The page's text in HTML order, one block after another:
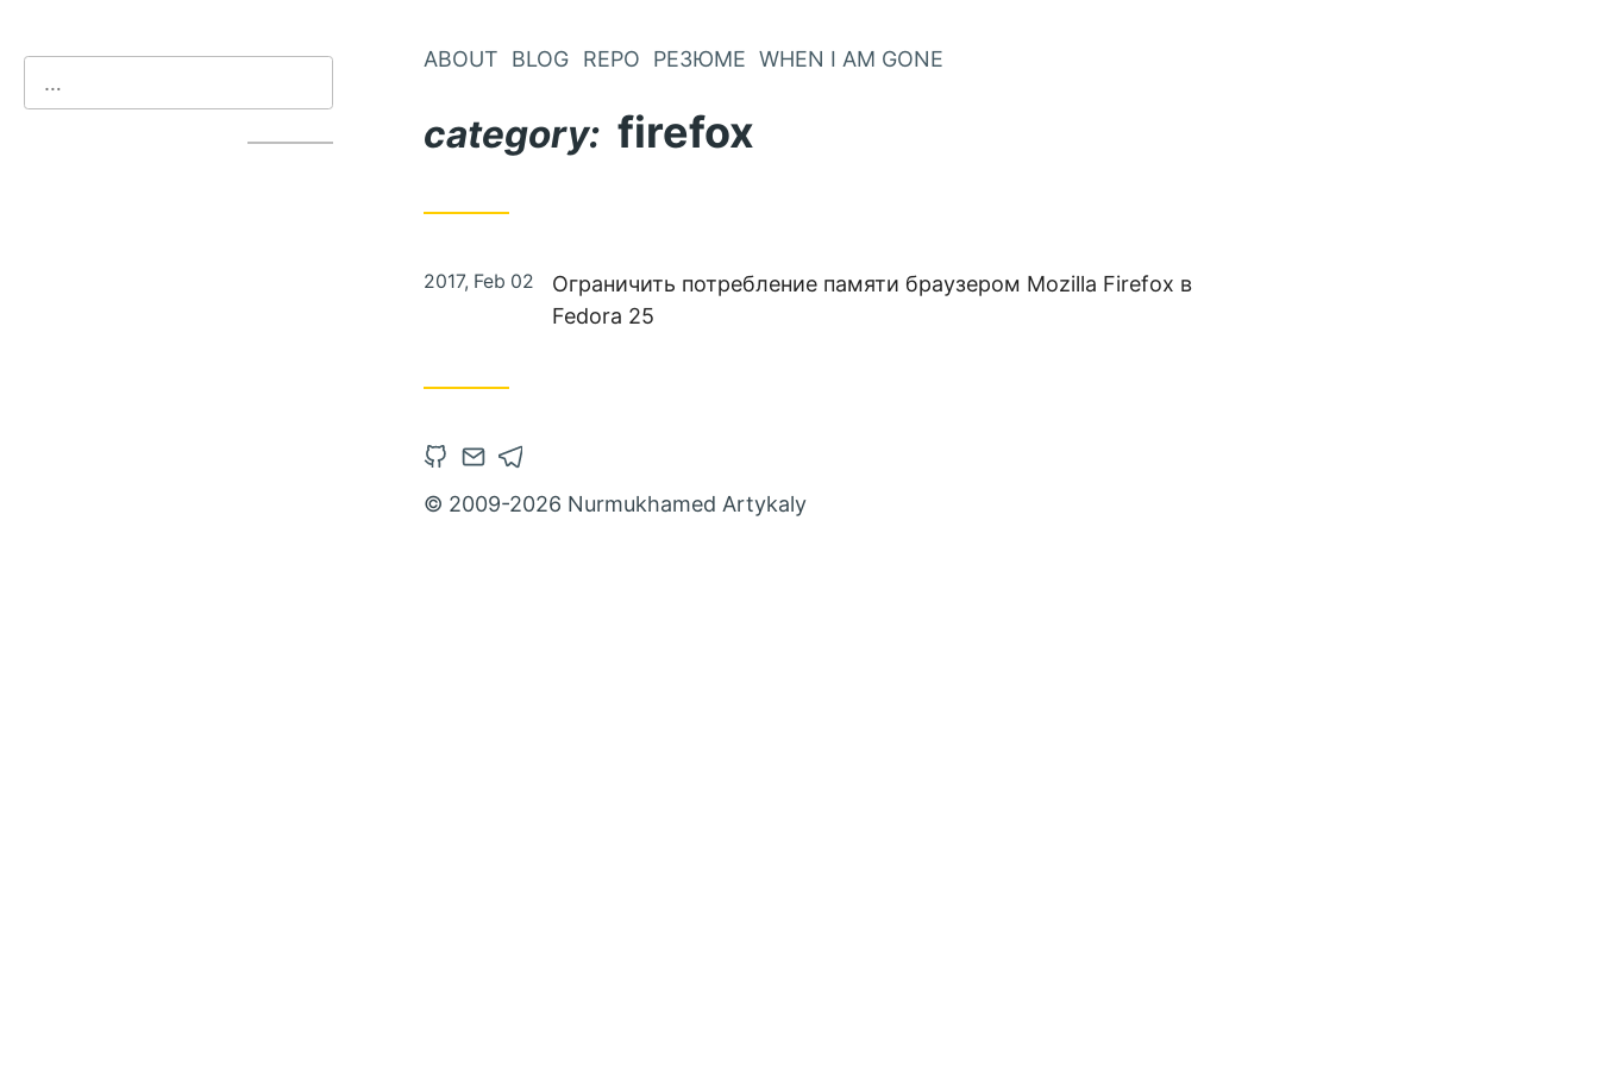
ABOUT BLOG REPO РЕЗЮМЕ WHEN I AM GONE
category: firefox
2017, Feb 02
Ограничить потребление памяти браузером Mozilla Firefox в
Fedora 25
© 2009-2026 Nurmukhamed Artykaly